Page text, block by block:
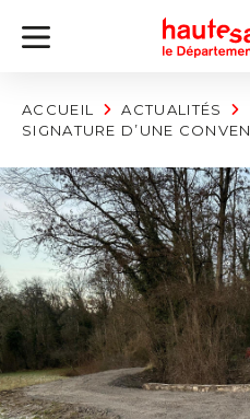
Panneau de gestion des
ACCUEIL
ACTUALITÉS
SIGNATURE D’UNE